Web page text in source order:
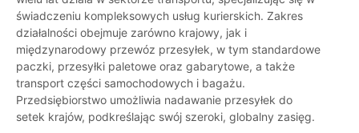
świadczeniu kompleksowych usług kurierskich. Zakres
działalności obejmuje zarówno krajowy, jak i
międzynarodowy przewóz przesyłek, w tym standardowe
paczki, przesyłki paletowe oraz gabarytowe, a także
transport części samochodowych i bagażu.
Przedsiębiorstwo umożliwia nadawanie przesyłek do
setek krajów, podkreślając swój szeroki, globalny zasięg.